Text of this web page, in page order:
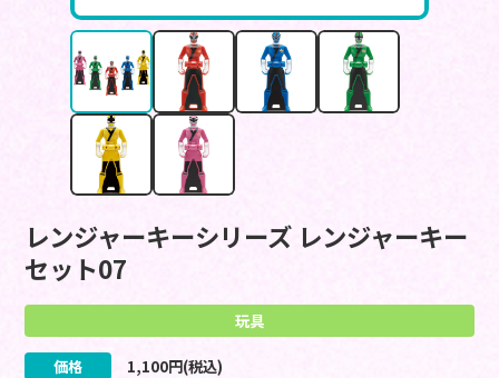
レンジャーキーシリーズ レンジャーキー
セット07
玩具
価格 1,100円(税込)